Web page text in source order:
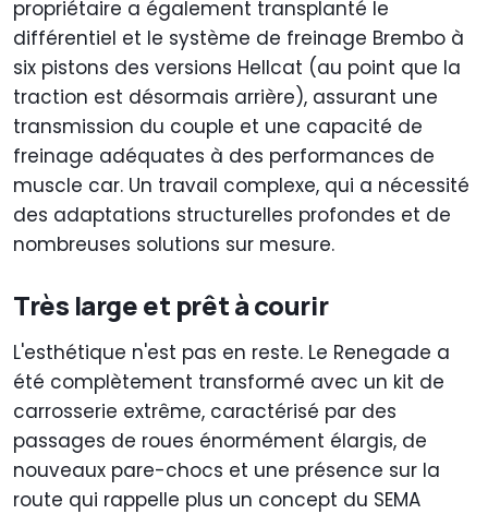
propriétaire a également transplanté le
différentiel et le système de freinage Brembo à
six pistons des versions Hellcat (au point que la
traction est désormais arrière), assurant une
transmission du couple et une capacité de
freinage adéquates à des performances de
muscle car. Un travail complexe, qui a nécessité
des adaptations structurelles profondes et de
nombreuses solutions sur mesure.
Très large et prêt à courir
L'esthétique n'est pas en reste. Le Renegade a
été complètement transformé avec un kit de
carrosserie extrême, caractérisé par des
passages de roues énormément élargis, de
nouveaux pare-chocs et une présence sur la
route qui rappelle plus un concept du SEMA